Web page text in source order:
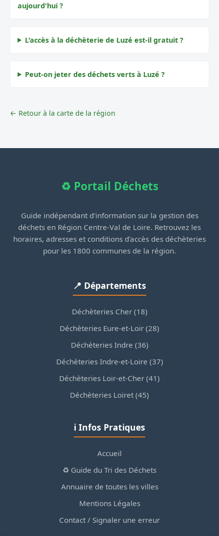
aujourd'hui ?
L'accès à la déchèterie de Luzé est-il gratuit ?
Peut-on jeter des déchets verts à Luzé ?
← Retour à la carte de la région
♻️ Portail Déchets
Guide indépendant d'information sur la gestion des
déchets en Région Centre-Val de Loire. Retrouvez les
horaires, adresses et conditions d'accès des déchèteries
pour les 1800 communes de la région.
📍 Départements
Déchèteries Cher (18)
Déchèteries Eure-et-Loir (28)
Déchèteries Indre (36)
Déchèteries Indre-et-Loire (37)
Déchèteries Loir-et-Cher (41)
Déchèteries Loiret (45)
ℹ️ Infos Pratiques
Accueil
♻️ Guide du Tri des Déchets
Annuaire de toutes les villes
Mentions Légales
Contact / Signaler une erreur